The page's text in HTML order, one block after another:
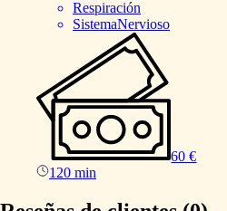
Respiración
SistemaNervioso
60 €
120 min